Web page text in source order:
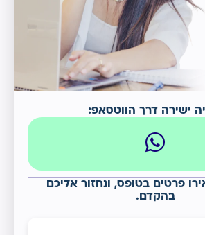
פרטים בטופס, ונחזור אליכם
בהקדם.
ישירה דרך הווטסאפ: